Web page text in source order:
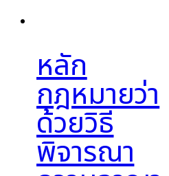
หลัก
กฎหมายว่า
ด้วยวิธี
พิจารณา